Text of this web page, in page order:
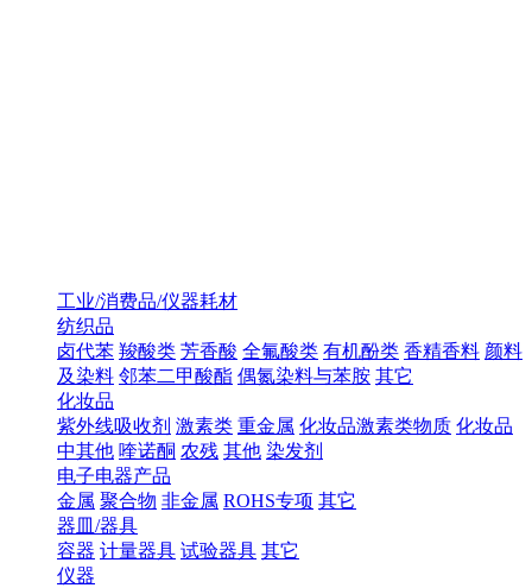
工业/消费品/仪器耗材
纺织品
卤代苯 羧酸类 芳香酸 全氟酸类 有机酚类 香精香料 颜料
及染料 邻苯二甲酸酯 偶氮染料与苯胺 其它
化妆品
紫外线吸收剂 激素类 重金属 化妆品激素类物质 化妆品
中其他 喹诺酮 农残 其他 染发剂
电子电器产品
金属 聚合物 非金属 ROHS专项 其它
器皿/器具
容器 计量器具 试验器具 其它
仪器